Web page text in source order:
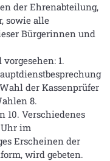
der Ehrenabteilung,
sowie alle
Bürgerinnen und
1.
der Kassenprüfer
8.
10. Verschiedenes
im
Erscheinen der
wird gebeten.